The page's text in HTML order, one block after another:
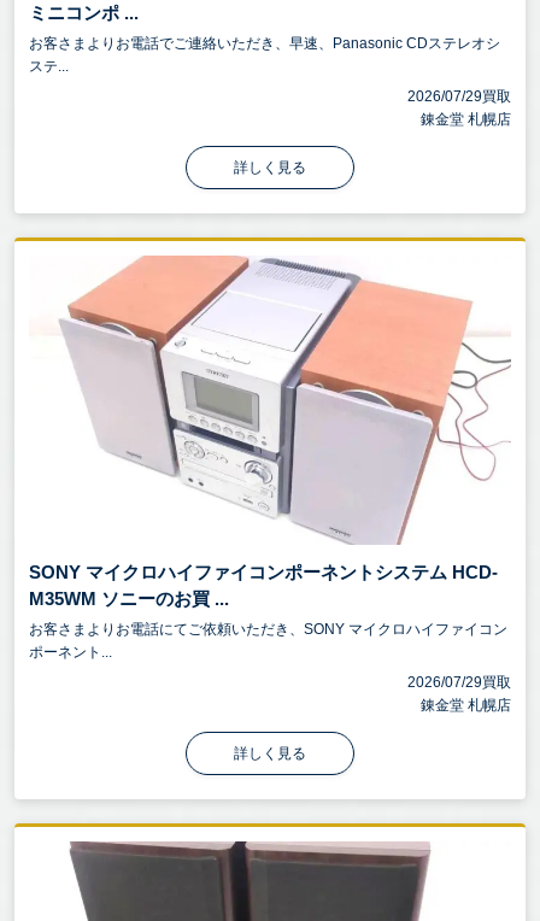
ミニコンポ ...
お客さまよりお電話でご連絡いただき、早速、Panasonic CDステレオシ
ステ...
2026/07/29買取
錬金堂 札幌店
詳しく見る
SONY マイクロハイファイコンポーネントシステム HCD-
M35WM ソニーのお買 ...
お客さまよりお電話にてご依頼いただき、SONY マイクロハイファイコン
ポーネント...
2026/07/29買取
錬金堂 札幌店
詳しく見る